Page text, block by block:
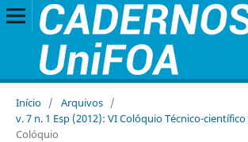
Início / Arquivos /
v. 7 n. 1 Esp (2012): VI Colóquio Técnico-
Colóquio